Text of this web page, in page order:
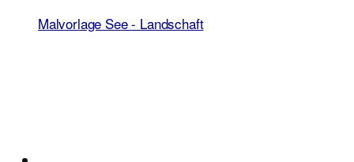
Malvorlage See - Landschaft